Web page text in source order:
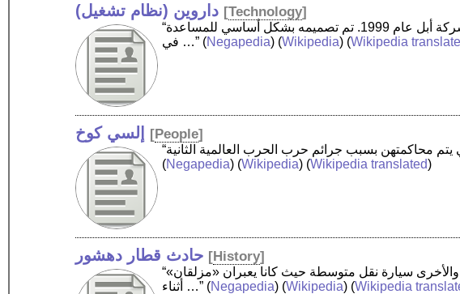
داروين (نظام تشغيل) [Technology]
“داروين ‏ هو نظام تشغيل مفتوح المصدر وحر، وهو أحد أنظمة التشغيل الشبيهة باليونكس. أصدرته شركة أبل عام 1999. تم تصميمه بشكل أساسي للمساعدة
في …” (Negapedia) (Wikipedia) (Wikipedia
إلسي كوخ [People]
(Negapedia) (Wikipedia) (Wikipedia translated)
حادث قطار دهشور [History]
“حادث قطار دهشور في 18 نوفمبر 2013 في مصر، إصطدم فيه قطار بسيارتين، إحداهما ميكروباص والأخرى سيارة نقل متوسطة حيث كانا يعبران «مزلقان»
أثناء …” (Negapedia) (Wikipedia) (Wikipedia